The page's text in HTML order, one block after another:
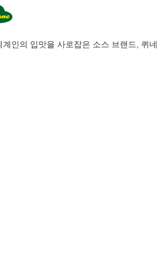
계인의 입맛을 사로잡은 소스 브랜드, 퀴네